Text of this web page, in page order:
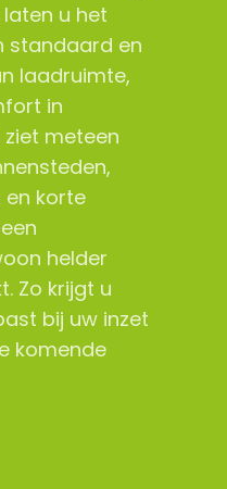
laten u het
standaard en
laadruimte,
in
ziet meteen
en korte
helder
Zo krijgt u
bij uw inzet
komende